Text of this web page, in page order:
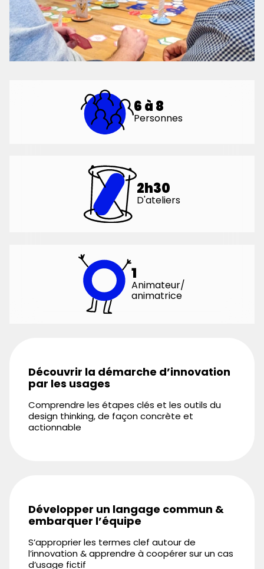
6 à 8
Personnes
2h30
D'ateliers
1
Animateur/
animatrice
Découvrir la démarche d’innovation
par les usages
Comprendre les étapes clés et les outils du
design thinking, de façon concrète et
actionnable
Développer un langage commun &
embarquer l’équipe
S’approprier les termes clef autour de
l’innovation & apprendre à coopérer sur un cas
d’usage fictif